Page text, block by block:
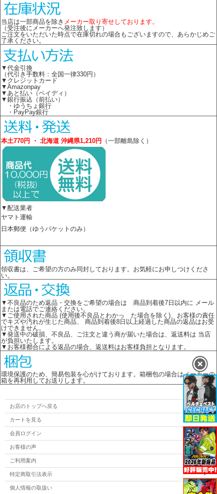
当店は一部商品を除き メーカー取り寄せしております。
（受注後にメーカーへ発注致します）
ご注文をいただいた時点で在庫切れの場合もございますので、あらかじめご
了承ください。
▼代金引換
（代引き手数料：全国一律330円）
▼クレジットカード
▼Amazonpay
▼あと払い（ペイディ）
▼銀行振込（前払い）
・ゆうちょ銀行
・PayPay銀行
本土770円 ・ 北海道 沖縄県1,210円 （一部離島除く）
▼配送業者
ヤマト運輸
日本郵便（ゆうパケットのみ）
領収書は、ご希望の方のみ同封しております。お気軽にお申しつけくださ
い。
▼不良品のため返品・交換をご希望の場合は 商品到着後7日以内に メール
または電話でご連絡ください。
▼ご使用された商品 (使用後不良品とわかっ た場合を除く)、お客様の責任
でキズや汚れが生じた商品、 商品到着後8日以上経過した商品の返品はお受
けできません。
▼発送中の破損、不良品、ご注文と違う商が届いた場合は、返送料は 当店
が負担いたします。
▼お客様都合による返品の場合、返送料はお客様負担となります。
環境保護のため、簡易包装を心がけております。箱梱包の場合はメーカーの
箱を再利用してお送りします。
お店のトップへ戻る
カートを見る
会員ログイン
お客様の声
ご利用案内
特定商取引法表示
個人情報の取扱い